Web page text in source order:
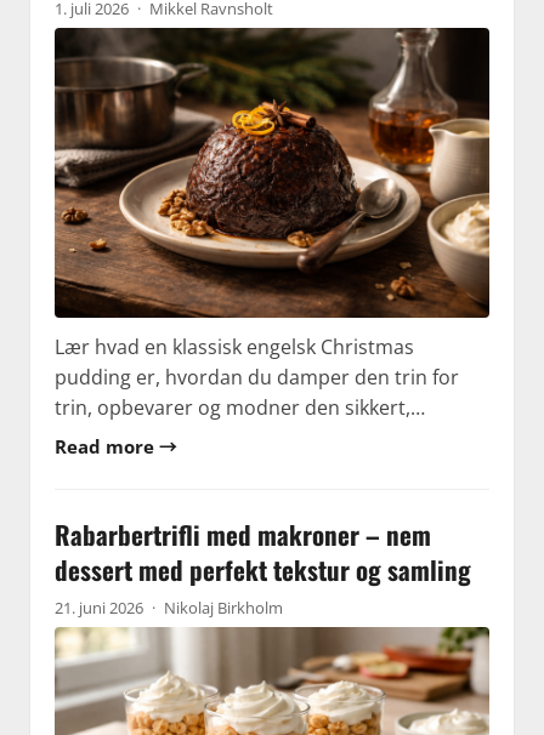
1. juli 2026 · Mikkel Ravnsholt
Lær hvad en klassisk engelsk Christmas
pudding er, hvordan du damper den trin for
trin, opbevarer og modner den sikkert,…
Read more →
Rabarbertrifli med makroner – nem
dessert med perfekt tekstur og samling
21. juni 2026 · Nikolaj Birkholm